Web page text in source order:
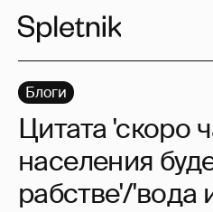
Блоги
Цитата 'скоро
населения
рабстве'/'вода